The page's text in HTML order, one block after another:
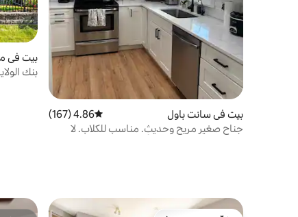
بيت في سانت باول متوسط التقييم 4.86 من 5، 167 مراجعات
4.86 (167)
جناح صغير مريح وحديث. مناسب للكلاب. لا
بيت في
بنك